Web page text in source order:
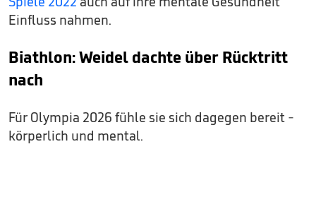
Einfluss nahmen.
Biathlon: Weidel dachte über Rücktritt
nach
Für Olympia 2026 fühle sie sich dagegen bereit -
körperlich und mental.